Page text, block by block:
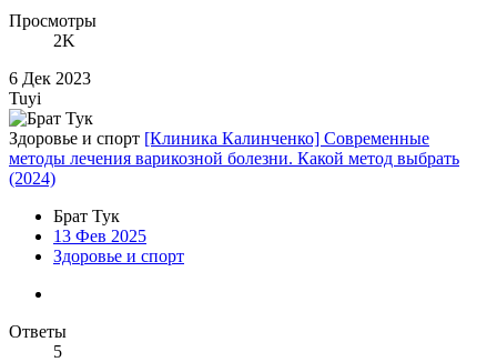
Просмотры
2K
6 Дек 2023
Tuyi
Здоровье и спорт [Клиника Калинченко] Современные
методы лечения варикозной болезни. Какой метод выбрать
(2024)
Брат Тук
13 Фев 2025
Здоровье и спорт
Ответы
5